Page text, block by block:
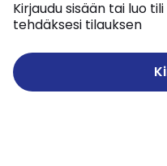
Kirjaudu sisään tai luo
tehdäksesi tilauksen